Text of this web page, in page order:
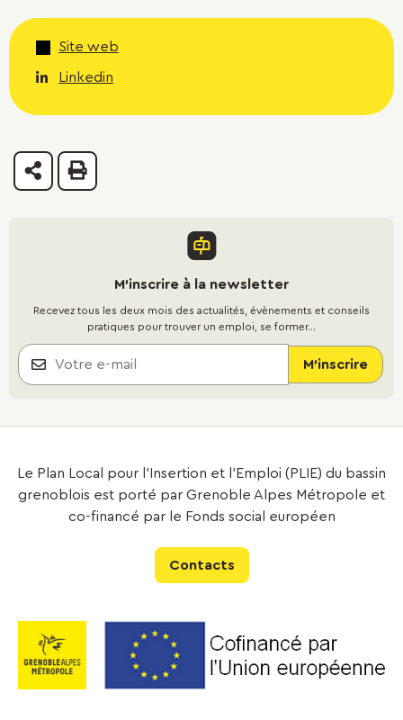
Site web
Linkedin
PartagerImprimer
M'inscrire à la newsletter
Recevez tous les deux mois des actualités, évènements et conseils
pratiques pour trouver un emploi, se former...
Le Plan Local pour l’Insertion et l’Emploi (PLIE) du bassin
grenoblois est porté par Grenoble Alpes Métropole et
co-financé par le Fonds social européen
Contacts